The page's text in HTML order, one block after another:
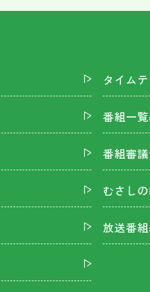
タイム
番組一
番組審
むさし
放送番